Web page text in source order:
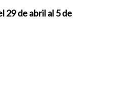
29 de abril al 5 de